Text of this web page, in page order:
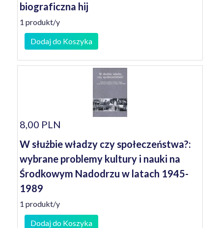
biograficzna hij
1 produkt/y
Dodaj do Koszyka
8,00 PLN
W służbie władzy czy społeczeństwa?:
wybrane problemy kultury i nauki na
Środkowym Nadodrzu w latach 1945-
1989
1 produkt/y
Dodaj do Koszyka